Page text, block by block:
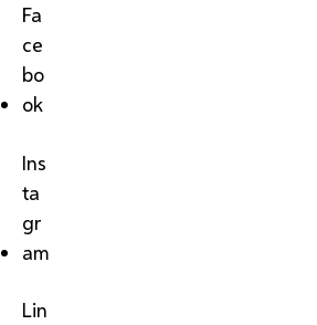
Fa
ce
bo
ok
Ins
ta
gr
am
Lin